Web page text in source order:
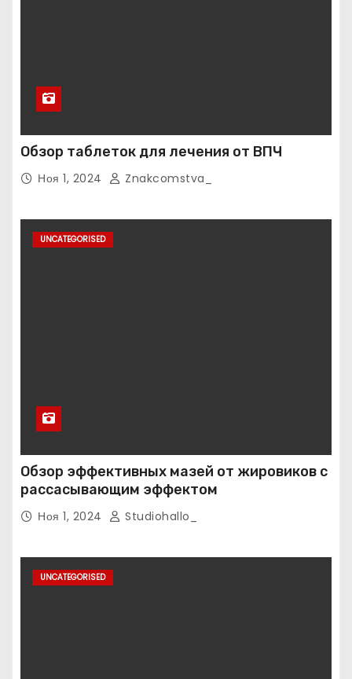
Обзор таблеток для лечения от ВПЧ
Ноя 1, 2024 Znakcomstva_
UNCATEGORISED
Обзор эффективных мазей от жировиков с
рассасывающим эффектом
Ноя 1, 2024 Studiohallo_
UNCATEGORISED